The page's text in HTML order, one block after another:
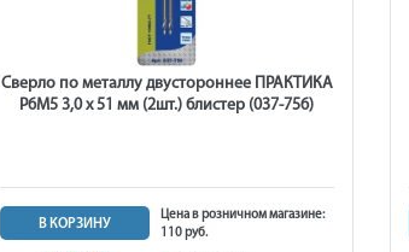
Сверло по металлу двустороннее ПРАКТИКА
Р6М5 3,0 х 51 мм (2шт.) блистер (037-756)
В КОРЗИНУ
Цена в розничном магазине:
110 руб.